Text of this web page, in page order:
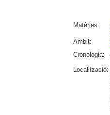
Matèries:
Àmbit:
Cronologia:
Localització: